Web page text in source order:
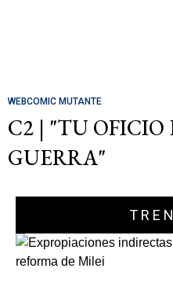
WEBCOMIC MUTANTE
C2 | "TU OFICIO
GUERRA"